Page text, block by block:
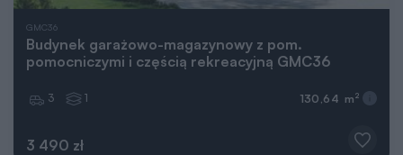
GMC36
Budynek garażowo-magazynowy z pom.
pomocniczymi i częścią rekreacyjną GMC36
3 490 zł
3 1 130,64 m 2